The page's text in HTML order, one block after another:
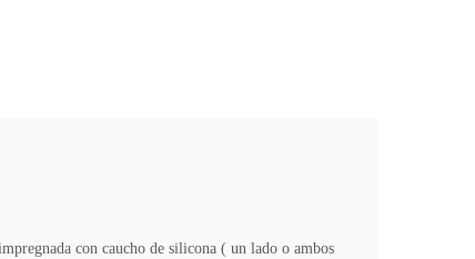
con caucho de silicona( un lado o ambos